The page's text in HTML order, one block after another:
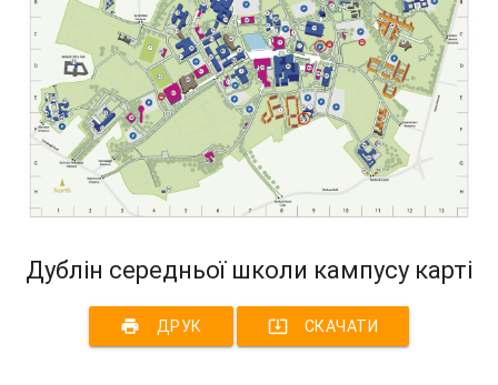
Дублін середньої школи кампусу карті
print ДРУК system_update_alt СКАЧАТИ